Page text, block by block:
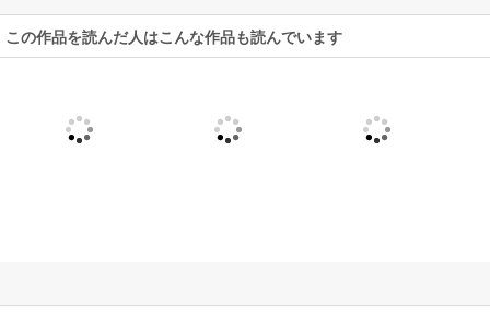
この作品を読んだ人はこんな作品も読んでいます